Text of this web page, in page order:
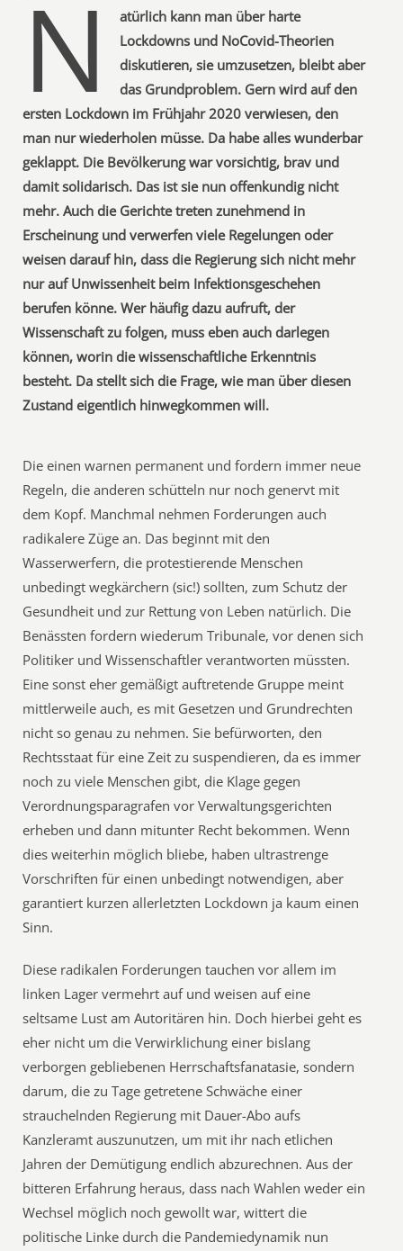
N
atürlich kann man über harte
Lockdowns und NoCovid-Theorien
diskutieren, sie umzusetzen, bleibt aber
das Grundproblem. Gern wird auf den
ersten Lockdown im Frühjahr 2020 verwiesen, den
man nur wiederholen müsse. Da habe alles wunderbar
geklappt. Die Bevölkerung war vorsichtig, brav und
damit solidarisch. Das ist sie nun offenkundig nicht
mehr. Auch die Gerichte treten zunehmend in
Erscheinung und verwerfen viele Regelungen oder
weisen darauf hin, dass die Regierung sich nicht mehr
nur auf Unwissenheit beim Infektionsgeschehen
berufen könne. Wer häufig dazu aufruft, der
Wissenschaft zu folgen, muss eben auch darlegen
können, worin die wissenschaftliche Erkenntnis
besteht. Da stellt sich die Frage, wie man über diesen
Zustand eigentlich hinwegkommen will.
Die einen warnen permanent und fordern immer neue
Regeln, die anderen schütteln nur noch genervt mit
dem Kopf. Manchmal nehmen Forderungen auch
radikalere Züge an. Das beginnt mit den
Wasserwerfern, die protestierende Menschen
unbedingt wegkärchern (sic!) sollten, zum Schutz der
Gesundheit und zur Rettung von Leben natürlich. Die
Benässten fordern wiederum Tribunale, vor denen sich
Politiker und Wissenschaftler verantworten müssten.
Eine sonst eher gemäßigt auftretende Gruppe meint
mittlerweile auch, es mit Gesetzen und Grundrechten
nicht so genau zu nehmen. Sie befürworten, den
Rechtsstaat für eine Zeit zu suspendieren, da es immer
noch zu viele Menschen gibt, die Klage gegen
Verordnungsparagrafen vor Verwaltungsgerichten
erheben und dann mitunter Recht bekommen. Wenn
dies weiterhin möglich bliebe, haben ultrastrenge
Vorschriften für einen unbedingt notwendigen, aber
garantiert kurzen allerletzten Lockdown ja kaum einen
Sinn.
Diese radikalen Forderungen tauchen vor allem im
linken Lager vermehrt auf und weisen auf eine
seltsame Lust am Autoritären hin. Doch hierbei geht es
eher nicht um die Verwirklichung einer bislang
verborgen gebliebenen Herrschaftsfanatasie, sondern
darum, die zu Tage getretene Schwäche einer
strauchelnden Regierung mit Dauer-Abo aufs
Kanzleramt auszunutzen, um mit ihr nach etlichen
Jahren der Demütigung endlich abzurechnen. Aus der
bitteren Erfahrung heraus, dass nach Wahlen weder ein
Wechsel möglich noch gewollt war, wittert die
politische Linke durch die Pandemiedynamik nun